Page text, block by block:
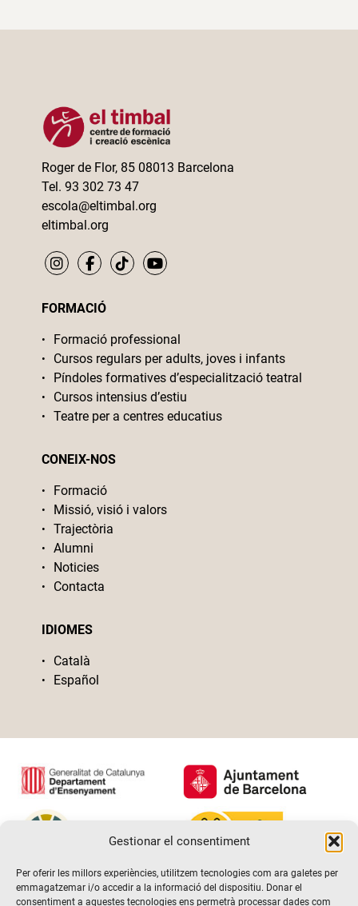
Gestionar el consentiment
Per oferir les millors experiències, utilitzem tecnologies com ara galetes per
emmagatzemar i/o accedir a la informació del dispositiu. Donar el
consentiment a aquestes tecnologies ens permetrà processar dades com
Roger de Flor, 85 08013 Barcelona
Tel. 93 302 73 47
escola@eltimbal.org
eltimbal.org
FORMACIÓ
Formació professional
Cursos regulars per adults, joves i infants
Píndoles formatives d’especialització teatral
Cursos intensius d’estiu
Teatre per a centres educatius
CONEIX-NOS
Formació
Missió, visió i valors
Trajectòria
Alumni
Noticies
Contacta
IDIOMES
Català
Español